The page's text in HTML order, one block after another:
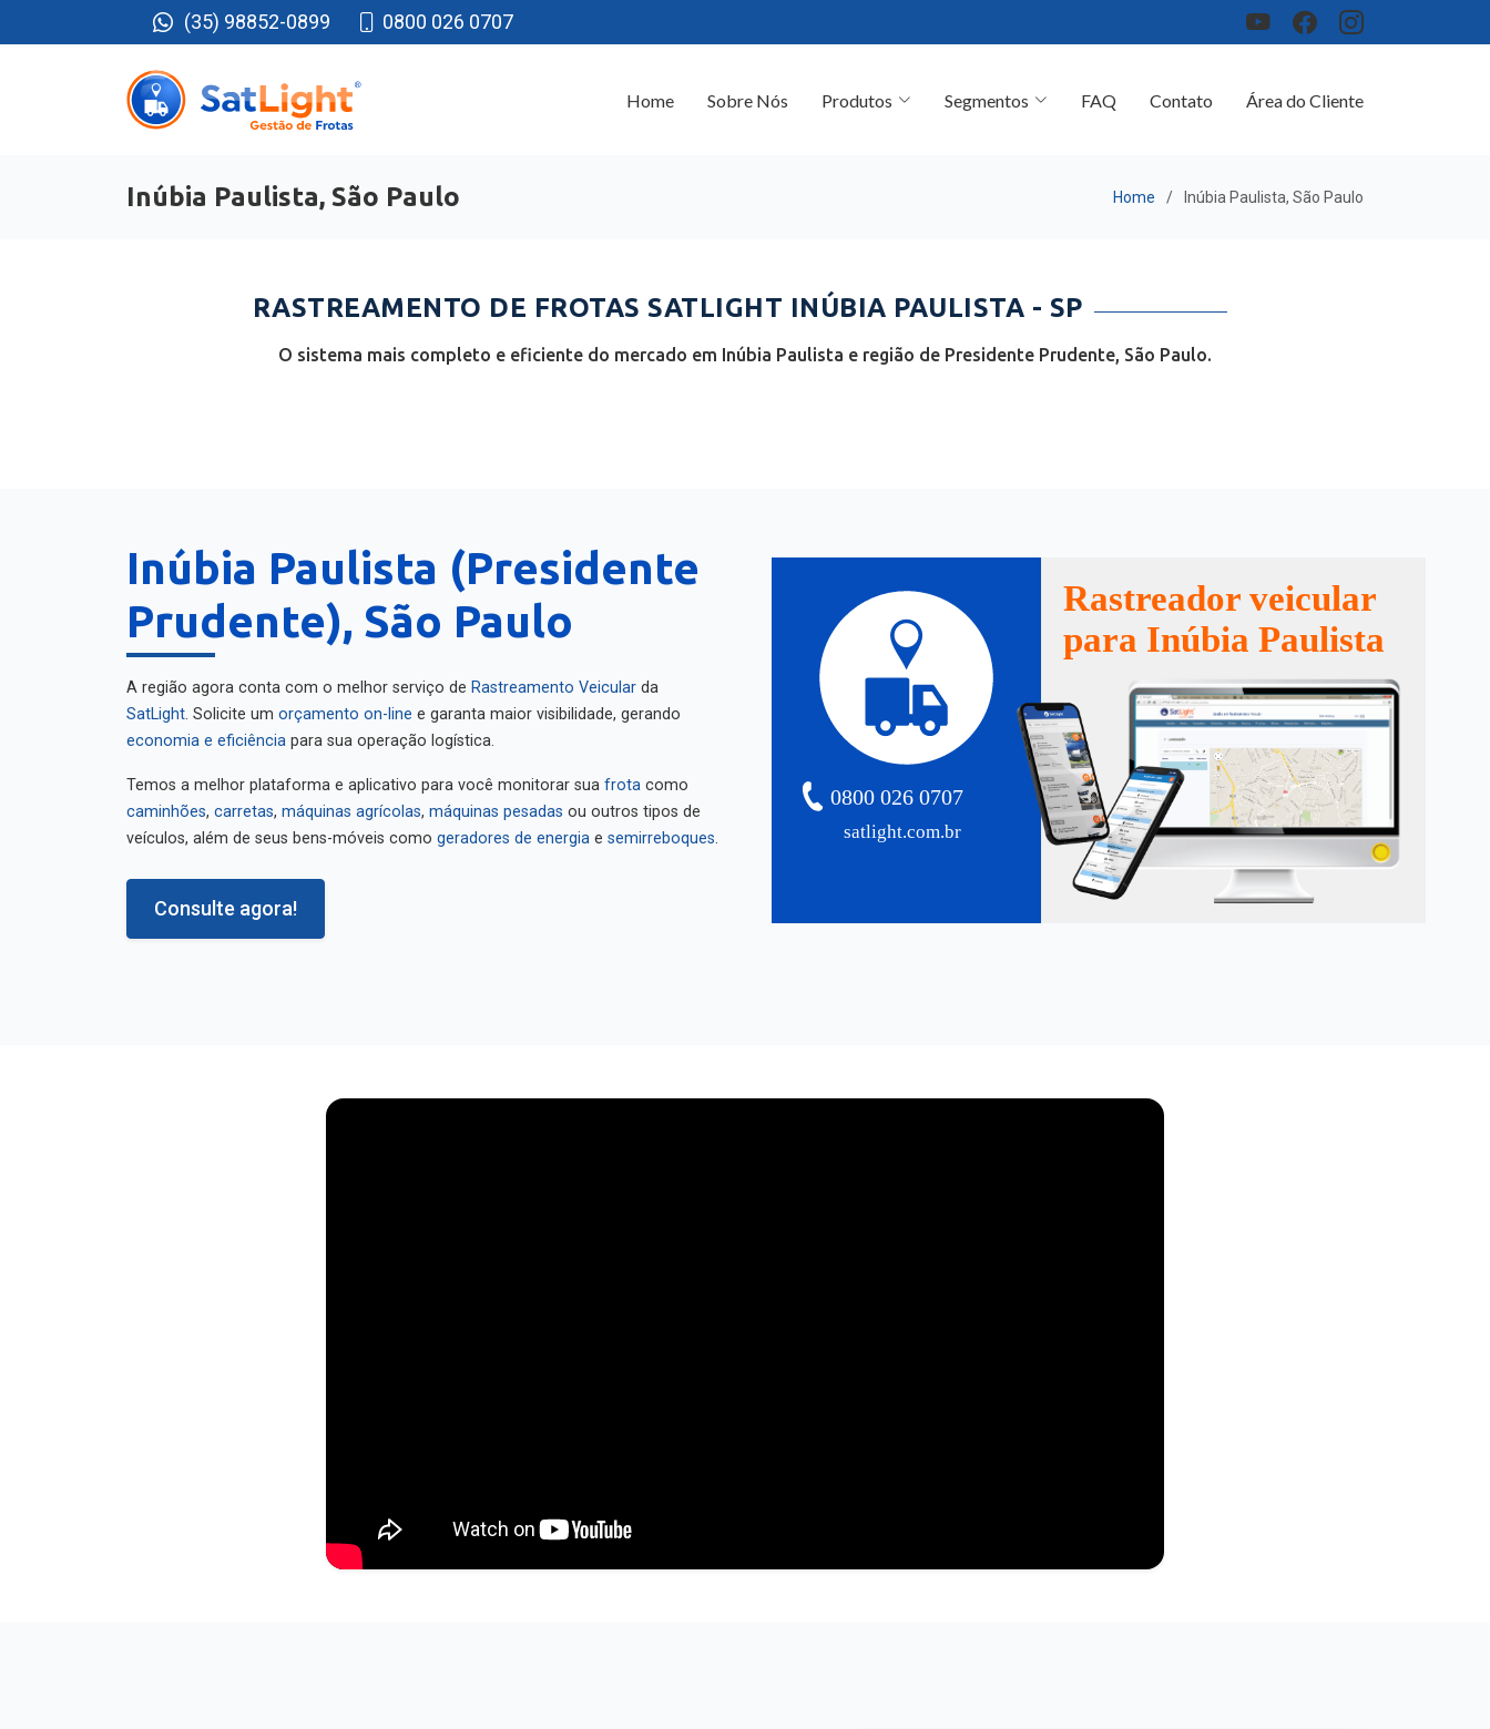
(35) 98852-0899 0800 026 0707
Home Sobre Nós Produtos Segmentos FAQ Contato Área do Cliente
Inúbia Paulista, São Paulo Home Inúbia Paulista, São Paulo
RASTREAMENTO DE FROTAS SATLIGHT INÚBIA PAULISTA - SP
O sistema mais completo e eficiente do mercado em Inúbia Paulista e região de Presidente Prudente, São Paulo.
Inúbia Paulista (Presidente
Prudente), São Paulo
A região agora conta com o melhor serviço de Rastreamento Veicular da
SatLight. Solicite um orçamento on-line e garanta maior visibilidade, gerando
economia e eficiência para sua operação logística.
Temos a melhor plataforma e aplicativo para você monitorar sua frota como
caminhões, carretas, máquinas agrícolas, máquinas pesadas ou outros tipos de
veículos, além de seus bens-móveis como geradores de energia e semirreboques.
Consulte agora!
satlight.com.br
0800 026 0707
Rastreador veicular
para Inúbia Paulista